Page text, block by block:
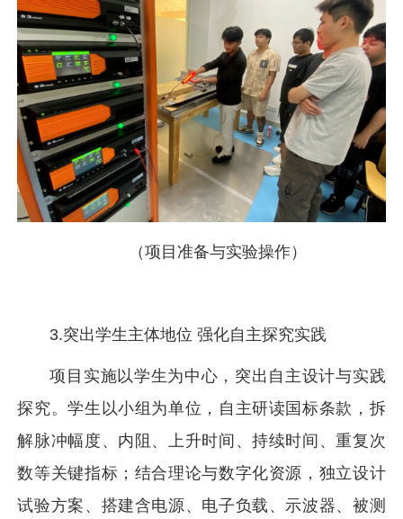
（项目准备与实验操作）
3.突出学生主体地位 强化自主探究实践
项目实施以学生为中心，突出自主设计与实践
探究。学生以小组为单位，自主研读国标条款，拆
解脉冲幅度、内阻、上升时间、持续时间、重复次
数等关键指标；结合理论与数字化资源，独立设计
试验方案、搭建含电源、电子负载、示波器、被测